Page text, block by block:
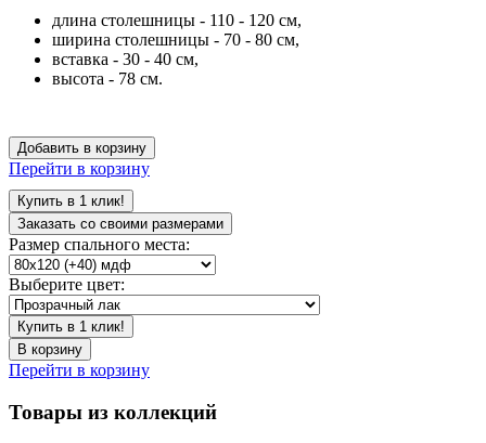
длина столешницы - 110 - 120 см,
ширина столешницы - 70 - 80 см,
вставка - 30 - 40 см,
высота - 78 см.
Добавить в корзину
Перейти в корзину
Купить в 1 клик!
Заказать со своими размерами
Размер спального места:
Выберите цвет:
Купить в 1 клик!
В корзину
Перейти в корзину
Товары из коллекций